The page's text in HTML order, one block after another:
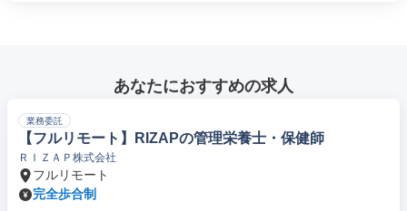
あなたにおすすめの求人
業務委託
【フルリモート】RIZAPの管理栄養士・保健師
ＲＩＺＡＰ株式会社
フルリモート
完全歩合制